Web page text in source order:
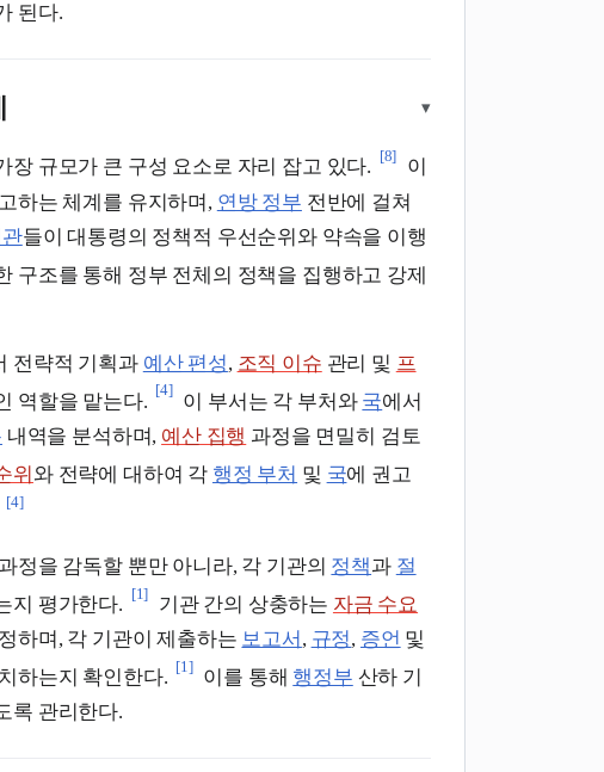
된다.
▾
장 규모가 큰 구성 요소로 자리 잡고 있다.
[8]
이
하는 체계를 유지하며, 연방 정부 전반에 걸쳐
들이 대통령의 정책적 우선순위와 약속을 이행
구조를 통해 정부 전체의 정책을 집행하고 강제
전략적 기획과 예산 편성, 조직 이슈 관리 및 프
역할을 맡는다.
[4]
이 부서는 각 부처와 국에서
내역을 분석하며, 예산 집행 과정을 면밀히 검토
위 와 전략에 대하여 각 행정 부처 및 국에 권고
[4]
정을 감독할 뿐만 아니라, 각 기관의 정책과 절
지 평가한다.
[1]
기관 간의 상충하는 자금 수요
하며, 각 기관이 제출하는 보고서 , 규정, 증언 및
하는지 확인한다.
[1]
이를 통해 행정부 산하 기
록 관리한다.